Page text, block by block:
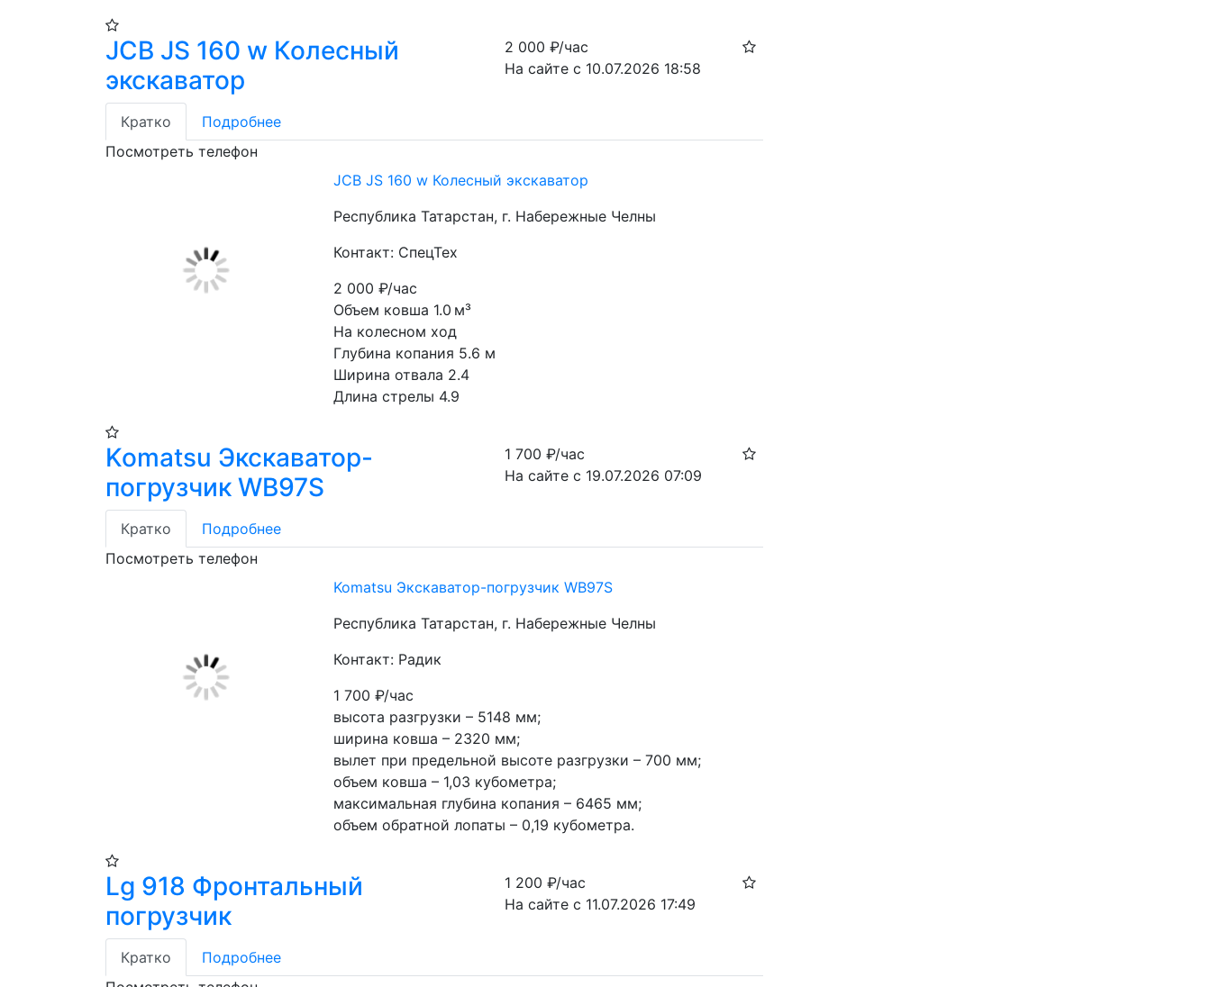
JCB JS 160 w Колесный
экскаватор
2 000₽/час
На сайте с 10.07.2026 18:58
Кратко
Подробнее
Посмотреть телефон
JCB JS 160 w Колесный экскаватор
Республика Татарстан, г. Набережные Челны
Контакт: СпецТех
2 000₽/час
Объем ковша 1.0 м³
На колесном ход
Глубина копания 5.6 м
Ширина отвала 2.4
Длина стрелы 4.9
Komatsu Экскаватор-
погрузчик WB97S
1 700₽/час
На сайте с 19.07.2026 07:09
Кратко
Подробнее
Посмотреть телефон
Komatsu Экскаватор-погрузчик WB97S
Республика Татарстан, г. Набережные Челны
Контакт: Радик
1 700₽/час
высота разгрузки – 5148 мм;
ширина ковша – 2320 мм;
вылет при предельной высоте разгрузки – 700 мм;
объем ковша – 1,03 кубометра;
максимальная глубина копания – 6465 мм;
объем обратной лопаты – 0,19 кубометра.
Lg 918 Фронтальный
погрузчик
1 200₽/час
На сайте с 11.07.2026 17:49
Кратко
Подробнее